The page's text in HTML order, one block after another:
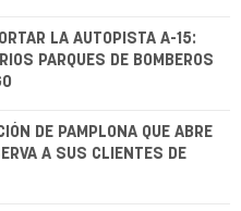
LA AUTOPISTA A-15:
PARQUES DE BOMBEROS
DE PAMPLONA QUE ABRE
A SUS CLIENTES DE